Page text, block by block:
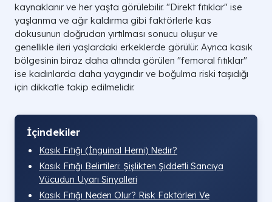
kaynaklanır ve her yaşta görülebilir. "Direkt fıtıklar" ise
yaşlanma ve ağır kaldırma gibi faktörlerle kas
dokusunun doğrudan yırtılması sonucu oluşur ve
genellikle ileri yaşlardaki erkeklerde görülür. Ayrıca kasık
bölgesinin biraz daha altında görülen "femoral fıtıklar"
ise kadınlarda daha yaygındır ve boğulma riski taşıdığı
için dikkatle takip edilmelidir.
İçindekiler
Kasık Fıtığı (İnguinal Herni) Nedir?
Kasık Fıtığı Belirtileri: Şişlikten Şiddetli Sancıya
Vücudun Uyarı Sinyalleri
Kasık Fıtığı Neden Olur​? Risk Faktörleri Ve